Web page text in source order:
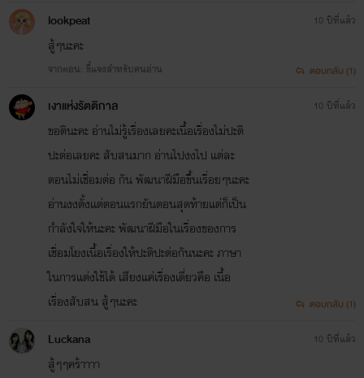
lookpeat
สู้ๆนะคะ
จากตอน: ชี้แจงสำหรับคนอ่าน
10 ปีที่แล้ว
ตอบกลับ (1)
เงาแห่งรัตติกาล
ขอตินะคะ อ่านไม่รู้เรื่องเลยคะเนื้อเรื่องไม่ปะติ
ปะต่อเลยคะ สับสนมาก อ่านไปงงไป แต่ละ
ตอนไม่เชื่อมต่อ กัน พัฒนาฝีมือขึ้นเรื่อยๆนะคะ
อ่านงงตั้งเเต่ตอนเเรกยันตอนสุดท้ายแต่ก็เป็น
กำลังใจให้นะคะ พัฒนาฝีมือในเรื่องของการ
เชื่อมโยงเนื้อเรื่องให้ปะติปะต่อกันนะคะ ภาษา
ในการแต่งใช้ได้ เสียงแค่เรื่องเดี่ยวคือ เนื้อ
เรื่องสับสน สู้ๆนะคะ
10 ปีที่แล้ว
ตอบกลับ (1)
Luckana
สู้ๆๆคร้าาาา
10 ปีที่แล้ว